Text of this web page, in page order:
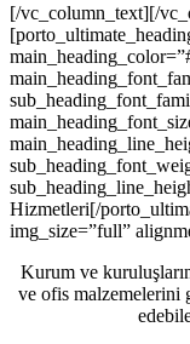
[/vc_column_text][/
Hizmetleri[/
img_size=”full”
Kurum ve
ve ofis malzemelerini